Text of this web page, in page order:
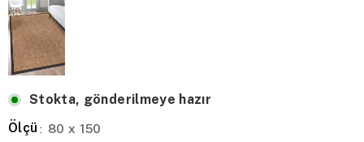
Stokta, gönderilmeye hazır
Ölçü : 80 x 150